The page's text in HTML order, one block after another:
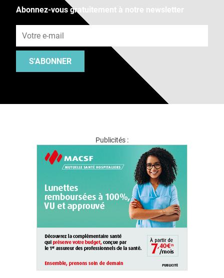
Abonnez-vous gratuitement à notre newsletter
S'ABONNER
Publicités :